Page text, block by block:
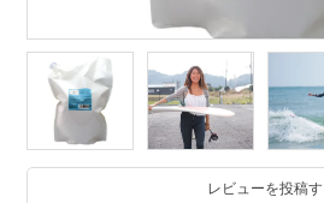
レビューを投稿